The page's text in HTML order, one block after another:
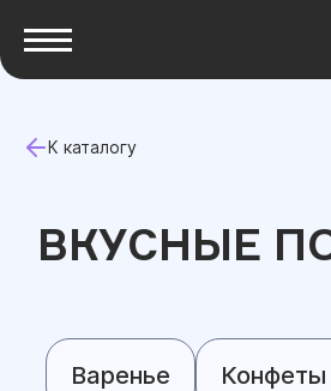
К каталогу
ВКУСНЫЕ
Варенье Конфеты